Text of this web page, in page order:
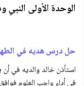
الوحدة الأولى النبي
حل درس هديه في
استأذن خالد والديه في
في أداء واجب العلوم